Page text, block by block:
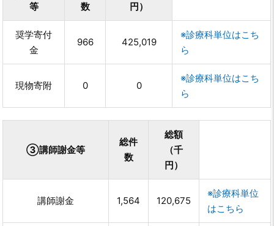
等
数
円）
奨学寄付
金
966 425,019
※診療科単位はこち
ら
現物寄附 0 0
※診療科単位はこち
ら
③講師謝金等
総件
数
総額
（千
円）
講師謝金 1,564 120,675
※診療科単位
はこちら